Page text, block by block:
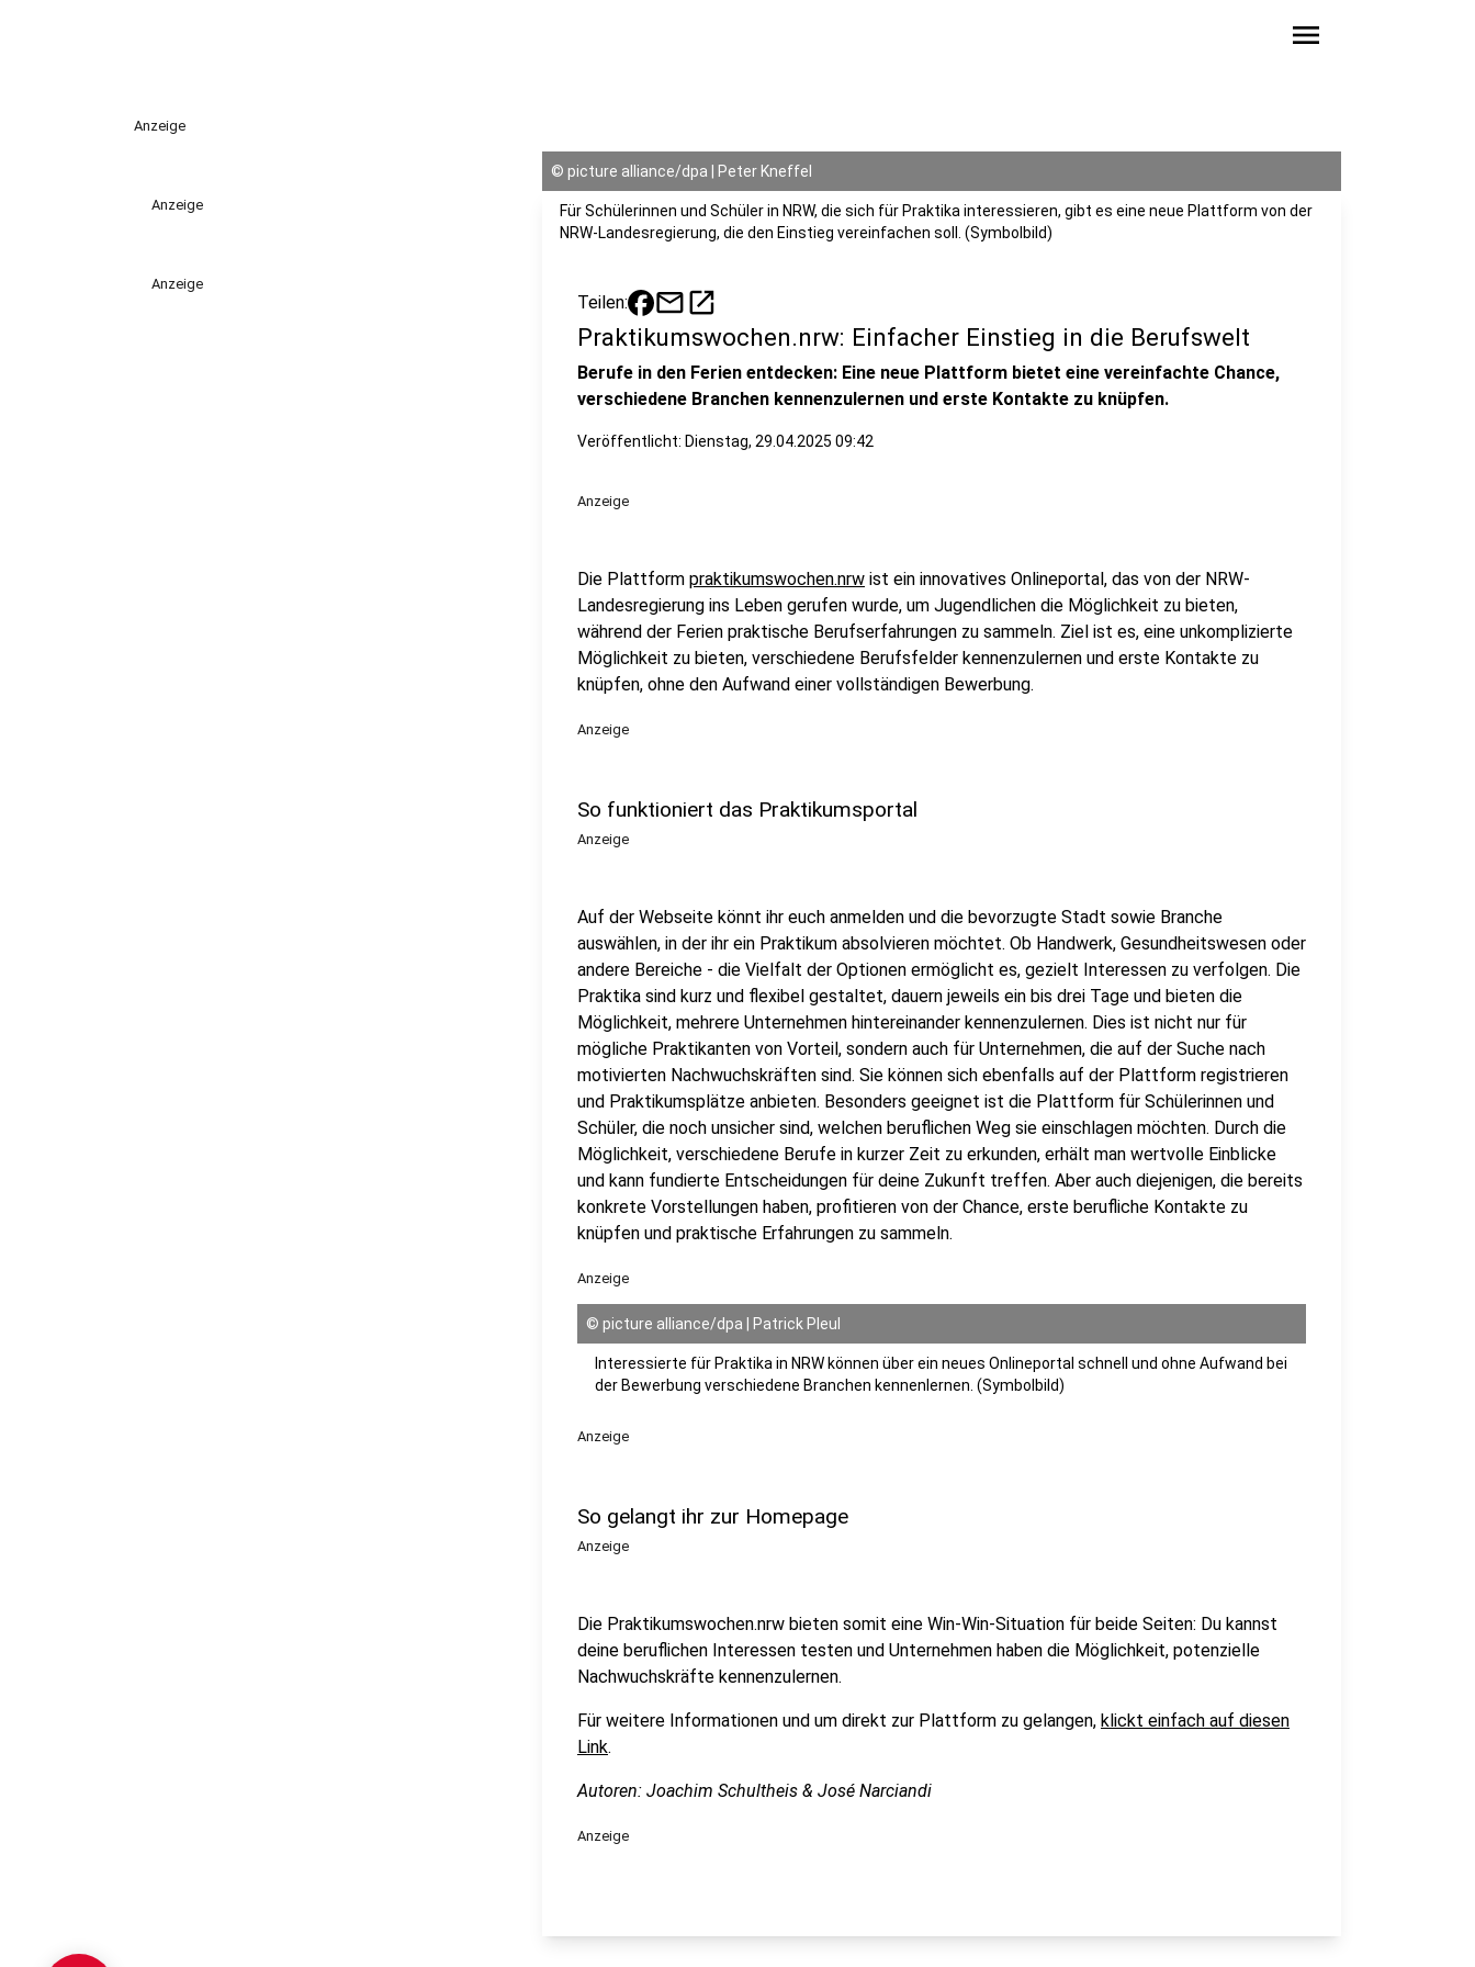
menu
Anzeige
Anzeige
Anzeige
© picture alliance/dpa | Peter Kneffel
Für Schülerinnen und Schüler in NRW, die sich für Praktika interessieren, gibt es eine neue Plattform von der
NRW-Landesregierung, die den Einstieg vereinfachen soll. (Symbolbild)
Teilen: mailopen_in_new
Praktikumswochen.nrw: Einfacher Einstieg in die Berufswelt
Berufe in den Ferien entdecken: Eine neue Plattform bietet eine vereinfachte Chance,
verschiedene Branchen kennenzulernen und erste Kontakte zu knüpfen.
Veröffentlicht: Dienstag, 29.04.2025 09:42
Anzeige
Die Plattform praktikumswochen.nrw ist ein innovatives Onlineportal, das von der NRW-
Landesregierung ins Leben gerufen wurde, um Jugendlichen die Möglichkeit zu bieten,
während der Ferien praktische Berufserfahrungen zu sammeln. Ziel ist es, eine unkomplizierte
Möglichkeit zu bieten, verschiedene Berufsfelder kennenzulernen und erste Kontakte zu
knüpfen, ohne den Aufwand einer vollständigen Bewerbung.
Anzeige
So funktioniert das Praktikumsportal
Anzeige
Auf der Webseite könnt ihr euch anmelden und die bevorzugte Stadt sowie Branche
auswählen, in der ihr ein Praktikum absolvieren möchtet. Ob Handwerk, Gesundheitswesen oder
andere Bereiche - die Vielfalt der Optionen ermöglicht es, gezielt Interessen zu verfolgen. Die
Praktika sind kurz und flexibel gestaltet, dauern jeweils ein bis drei Tage und bieten die
Möglichkeit, mehrere Unternehmen hintereinander kennenzulernen. Dies ist nicht nur für
mögliche Praktikanten von Vorteil, sondern auch für Unternehmen, die auf der Suche nach
motivierten Nachwuchskräften sind. Sie können sich ebenfalls auf der Plattform registrieren
und Praktikumsplätze anbieten. Besonders geeignet ist die Plattform für Schülerinnen und
Schüler, die noch unsicher sind, welchen beruflichen Weg sie einschlagen möchten. Durch die
Möglichkeit, verschiedene Berufe in kurzer Zeit zu erkunden, erhält man wertvolle Einblicke
und kann fundierte Entscheidungen für deine Zukunft treffen. Aber auch diejenigen, die bereits
konkrete Vorstellungen haben, profitieren von der Chance, erste berufliche Kontakte zu
knüpfen und praktische Erfahrungen zu sammeln.
Anzeige
© picture alliance/dpa | Patrick Pleul
Interessierte für Praktika in NRW können über ein neues Onlineportal schnell und ohne Aufwand bei
der Bewerbung verschiedene Branchen kennenlernen. (Symbolbild)
Anzeige
So gelangt ihr zur Homepage
Anzeige
Die Praktikumswochen.nrw bieten somit eine Win-Win-Situation für beide Seiten: Du kannst
deine beruflichen Interessen testen und Unternehmen haben die Möglichkeit, potenzielle
Nachwuchskräfte kennenzulernen.
Für weitere Informationen und um direkt zur Plattform zu gelangen, klickt einfach auf diesen
Link.
Autoren: Joachim Schultheis & José Narciandi
Anzeige